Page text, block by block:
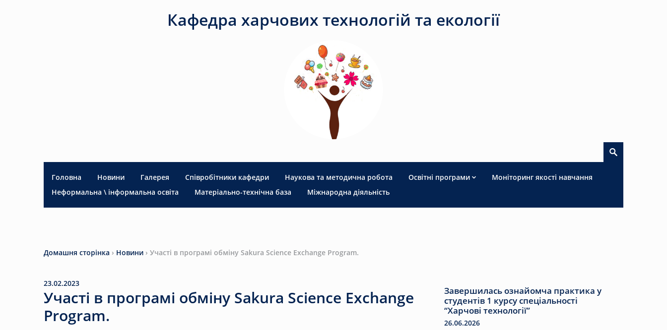
Кафедра харчових технологій та екології
Головна Новини Галерея Співробітники кафедри Наукова та методична робота Освітні програми
Моніторинг якості навчання
Неформальна \ інформальна освіта
Матеріально-технічна база Міжнародна діяльність
Домашня сторінка › Новини › Участі в програмі обміну Sakura Science Exchange Program.
23.02.2023
Участі в програмі обміну Sakura Science Exchange
Program.
Завершилась ознайомча практика у
студентів 1 курсу спеціальності
“Харчові технології”
26.06.2026